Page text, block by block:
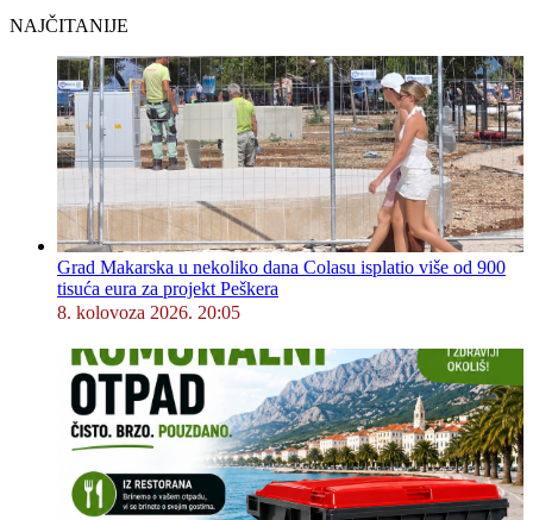
NAJČITANIJE
Grad Makarska u nekoliko dana Colasu isplatio više od 900
tisuća eura za projekt Peškera
8. kolovoza 2026. 20:05